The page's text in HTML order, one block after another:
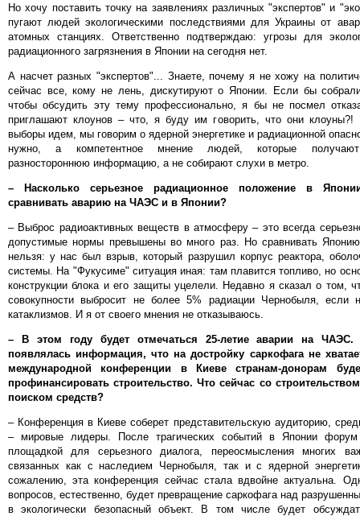
Но хочу поставить точку на заявлениях различных "экспертов" и
пугают людей экологическими последствиями для Украины от
атомных станциях. Ответственно подтверждаю: угрозы для
радиационного загрязнения в Японии на сегодня нет.
А насчет разных "экспертов"... Знаете, почему я не хожу на
сейчас все, кому не лень, дискутируют о Японии. Если бы
чтобы обсудить эту тему профессионально, я бы не посмел
приглашают клоунов – что, я буду им говорить, что они
выборы идем, мы говорим о ядерной энергетике и радиационной
нужно, а компетентное мнение людей, которые получают
разностороннюю информацию, а не собирают слухи в метро.
– Насколько серьезное радиационное положение в
сравнивать аварию на ЧАЭС и в Японии?
– Выброс радиоактивных веществ в атмосферу – это всегда
допустимые нормы превышены во много раз. Но сравнивать
нельзя: у нас был взрыв, который разрушил корпус реактора,
системы. На "Фукусиме" ситуация иная: там плавится топливо, но
конструкции блока и его защиты уцелели. Недавно я сказал о том,
совокупности выбросит не более 5% радиации Чернобыля, если
катаклизмов. И я от своего мнения не отказываюсь.
– В этом году будет отмечаться 25-летие аварии на
появлялась информация, что на достройку саркофага не
международной конференции в Киеве странам-донорам
профинансировать строительство. Что сейчас со
поиском средств?
– Конференция в Киеве соберет представительскую аудиторию,
– мировые лидеры. После трагических событий в Японии форум
площадкой для серьезного диалога, переосмысления многих
связанных как с наследием Чернобыля, так и с ядерной
сожалению, эта конференция сейчас стала вдвойне актуальна.
вопросов, естественно, будет превращение саркофага над
в экологически безопасный объект. В том числе будет